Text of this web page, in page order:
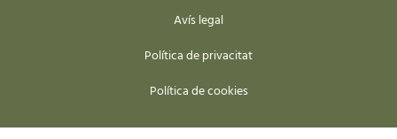
Avís legal
Política de privacitat
Política de cookies